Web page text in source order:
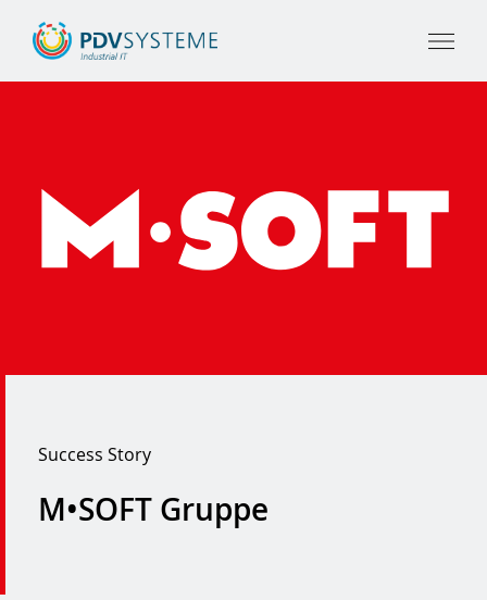
Success Story
M•SOFT Gruppe